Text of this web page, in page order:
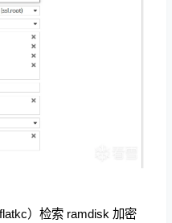
）检索 ramdisk 加密